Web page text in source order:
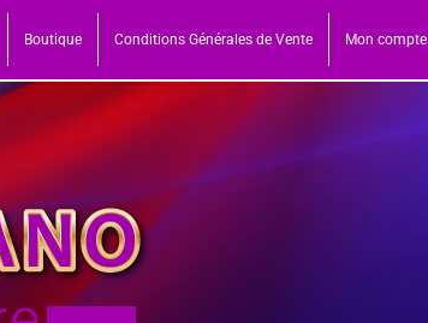
Boutique Conditions Générales de Vente Mon compte